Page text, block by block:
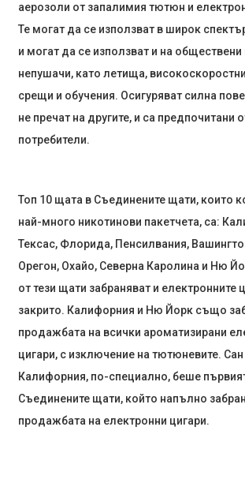
аерозоли от запалимия тютюн и
Те могат да се използват в широк
и могат да се използват и на обществени
непушачи, като летища,
срещи и обучения. Осигуряват силна
не пречат на другите, и са предпочитани
потребители.
Топ 10 щата в Съединените щати, които
най-много никотинови пакетчета, са:
Тексас, Флорида, Пенсилвания,
Орегон, Охайо, Северна Каролина и Ню
от тези щати забраняват и електронните
закрито. Калифорния и Ню Йорк също
продажбата на всички ароматизирани
цигари, с изключение на тютюневите.
Калифорния, по-специално, беше
Съединените щати, който напълно
продажбата на електронни цигари.